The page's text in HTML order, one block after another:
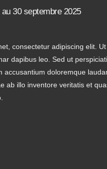
30 septembre 2025
consectetur adipiscing elit.
dapibus leo. Sed ut
accusantium doloremque
ab illo inventore veritatis et